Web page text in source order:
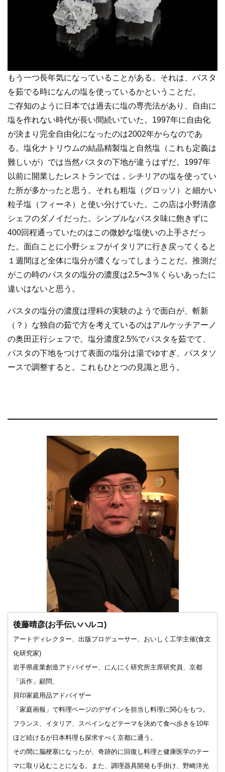
もう一つ長年気になっていることがある。それは、パスタ
を茹でる時になんの塩を使っているかということだ。
ご存知のように日本では過去に塩の専売法があり、自由に
塩を作れない時代が長い間続いていた。1997年に自由化
が決まり完全自由化になったのは2002年からなのであ
る。塩化ナトリウムの結晶精製塩と自然塩（これも定義は
難しいが）では当然パスタの下地が違うはずだ。1997年
以前に開業したレストランでは，シチリアの塩を使ってい
た所が多かったと思う。それも粗塩（グロッソ）と細かい
粒子塩（フィーネ）と使い分けていた。この店は小野清彦
シェフのダノイだった。シンプルなパスタ味に飽きずに
400回程通っていたのはこの微妙な塩使いの上手さだっ
た。面白ことに小野シェフがイタリアに行き戻ってくると
１週間ほど全体に塩分が濃くなってしまうことだ。推測だ
がこの時のパスタの塩分の濃度は2.5〜3％くらいあったに
違いはないと思う。
パスタの塩分の濃度は理科の実験のようで面白が、斬新
（？）な独自の茹で方を考えているのはアルケッチアーノ
の奥田正行シェフで。塩分濃度2.5%でパスタを茹でて、
パスタの下地をつけて表面の塩分は湯でゆすぎ、パスタソ
ースで調整すると。これもひとつの見識と思う。
後藤晴彦(お手伝いハルコ)
アートディレクター、出版プロデューサー、おいしく工学主催(食文
化研究家)
岩手県産業創造アドバイザー、にんにく研究所主席研究員、京都
「浜作」顧問、
貝印家庭用品アドバイザー
「家庭画報」で料理ページのデザインを担当し料理に関心をもつ。
フランス、イタリア、スペインなどテーマを決めて食べ歩きを10年
ほど続けるが日本料理も探求すべく京都に通う。
その間に脳梗塞になったが、奇跡的に回復し料理と健康医学のテー
マに取り込むことになる。また、調理器具開発も手掛け、野崎洋光